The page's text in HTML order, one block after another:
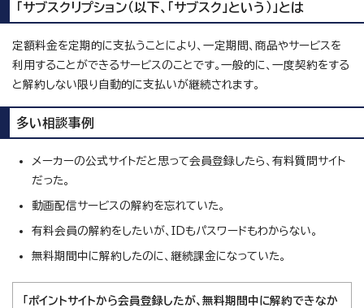
「サブスクリプション（以下、「サブスク」という）」とは
定額料金を定期的に支払うことにより、一定期間、商品やサービスを
利用することができるサービスのことです。一般的に、一度契約をする
と解約しない限り自動的に支払いが継続されます。
多い相談事例
メーカーの公式サイトだと思って会員登録したら、有料質問サイト
だった。
動画配信サービスの解約を忘れていた。
有料会員の解約をしたいが、IDもパスワードもわからない。
無料期間中に解約したのに、継続課金になっていた。
「ポイントサイトから会員登録したが、無料期間中に解約できなか